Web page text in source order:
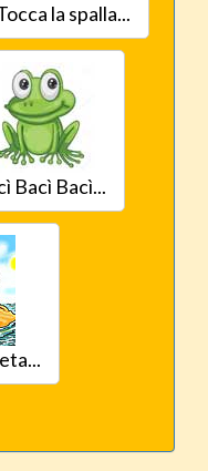
la spalla...
Bacì Bacì...